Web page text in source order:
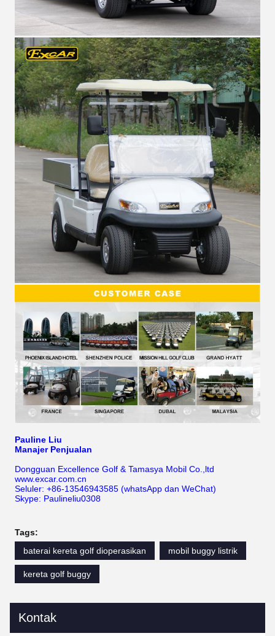
Pauline Liu
Manajer Penjualan
Dongguan Excellence Golf & Tamasya Mobil Co.,ltd
www.excar.com.cn
Seluler: +86-13546943585 (whatsApp dan WeChat)
Skype: Paulineliu0308
Tags:
baterai kereta golf dioperasikan
mobil buggy listrik
kereta golf buggy
Kontak